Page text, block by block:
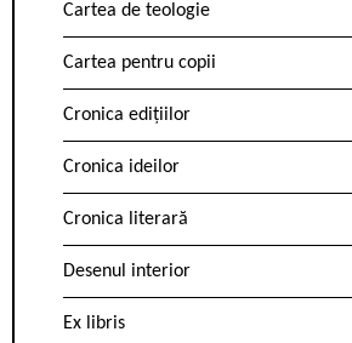
Cartea de teologie
Cartea pentru copii
Cronica edițiilor
Cronica ideilor
Cronica literară
Desenul interior
Ex libris